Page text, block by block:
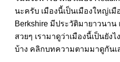
นะครับ เมืองนี้เป็นเมืองใหญ่เ
Berkshire มีประวัติมายาวนาน
สวยๆ เรามาดูว่าเมืองนี้เป็นยัง
บ้าง คลิกบทความตามมาดูกันเ